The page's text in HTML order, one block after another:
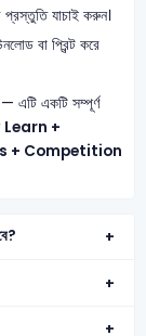
প্রস্তুতি যাচাই করুন।
বা প্রিন্ট করে
এটি একটি সম্পূর্ণ
Learn +
+ Competition